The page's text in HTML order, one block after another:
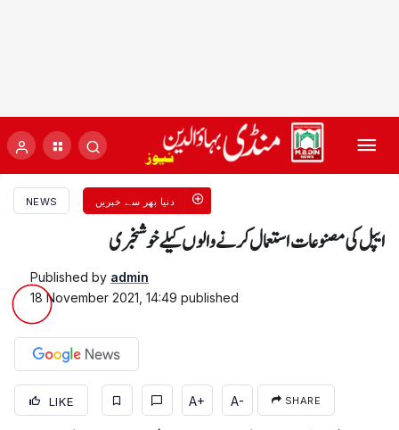
NEWS دنیا بھر سے خبریں
ایپل کی مصنوعات استعمال کرنے والوں کیلےخوشخبری
Published by admin
18 November 2021, 14:49 published
LIKE A+ A- SHARE